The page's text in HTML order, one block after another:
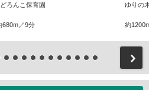
ろんこ保育園
680m／9分
ゆりの
約